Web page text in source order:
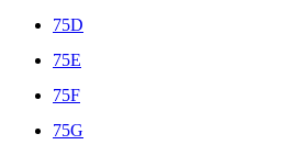
75D
75E
75F
75G